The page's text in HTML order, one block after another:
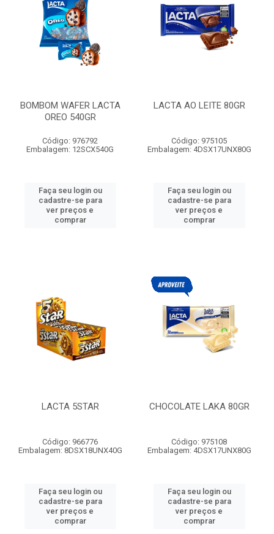
BOMBOM WAFER LACTA
OREO 540GR
Código: 976792
Embalagem: 12SCX540G
Faça seu login ou
cadastre-se para
ver preços e
comprar
LACTA AO LEITE 80GR
Código: 975105
Embalagem: 4DSX17UNX80G
Faça seu login ou
cadastre-se para
ver preços e
comprar
LACTA 5STAR
Código: 966776
Embalagem: 8DSX18UNX40G
Faça seu login ou
cadastre-se para
ver preços e
comprar
CHOCOLATE LAKA 80GR
Código: 975108
Embalagem: 4DSX17UNX80G
Faça seu login ou
cadastre-se para
ver preços e
comprar